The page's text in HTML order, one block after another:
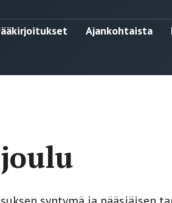
Ajankohtaista